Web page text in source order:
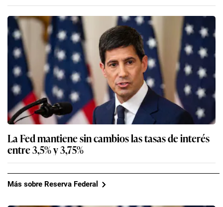
La Fed mantiene sin cambios las tasas de interés
entre 3,5% y 3,75%
Más sobre Reserva Federal